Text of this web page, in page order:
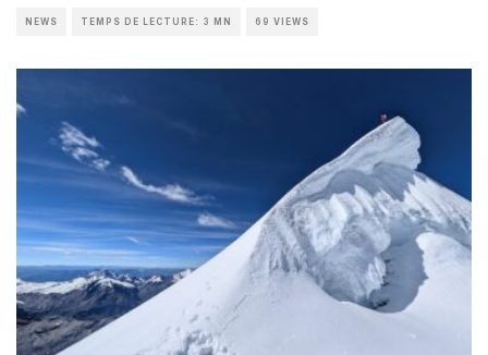
NEWS TEMPS DE LECTURE: 3 MN 69 VIEWS